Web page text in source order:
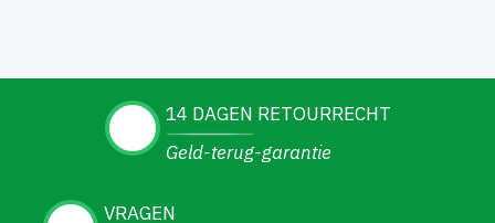
14 DAGEN RETOURRECHT
Geld-terug-garantie
VRAGEN